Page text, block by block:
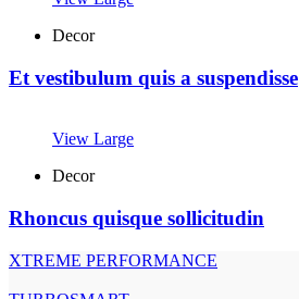
Decor
Et vestibulum quis a suspendisse
View Large
Decor
Rhoncus quisque sollicitudin
XTREME PERFORMANCE